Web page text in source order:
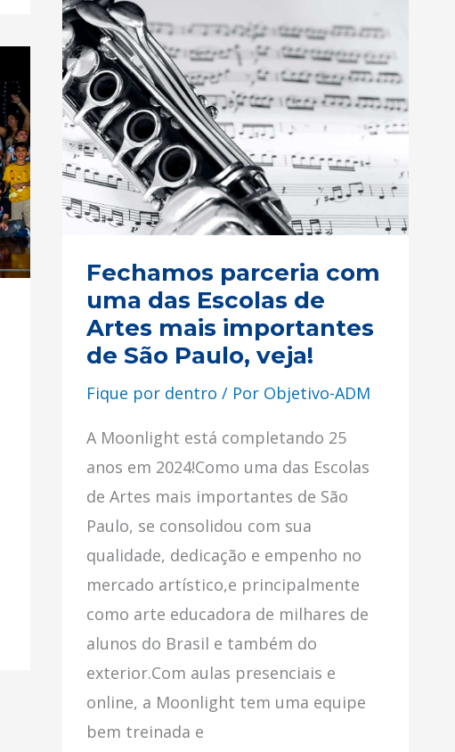
Fechamos parceria com
uma das Escolas de
Artes mais importantes
de São Paulo, veja!
Fique por dentro / Por Objetivo-ADM
A Moonlight está completando 25
anos em 2024!Como uma das Escolas
de Artes mais importantes de São
Paulo, se consolidou com sua
qualidade, dedicação e empenho no
mercado artístico,e principalmente
como arte educadora de milhares de
alunos do Brasil e também do
exterior.Com aulas presenciais e
online, a Moonlight tem uma equipe
bem treinada e
Fechamos
parceria
com
uma
das
Escolas
de
Artes
importantes
de
São
Paulo,
veja!